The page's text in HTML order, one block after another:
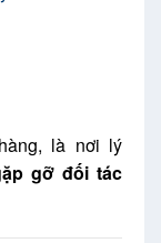
là nơi lý
gỡ đối tác